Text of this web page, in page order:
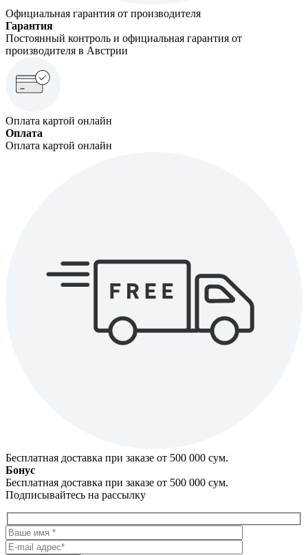
Официальная гарантия от производителя
Гарантия
Постоянный контроль и официальная гарантия от
производителя в Австрии
Оплата картой онлайн
Оплата
Оплата картой онлайн
Бесплатная доставка при заказе от 500 000 cум.
Бонус
Бесплатная доставка при заказе от 500 000 cум.
Подписывайтесь на рассылку